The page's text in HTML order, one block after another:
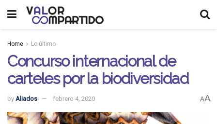
Home Lo último
Concurso internacional de
carteles por la biodiversidad
by Aliados febrero 4, 2020 AA